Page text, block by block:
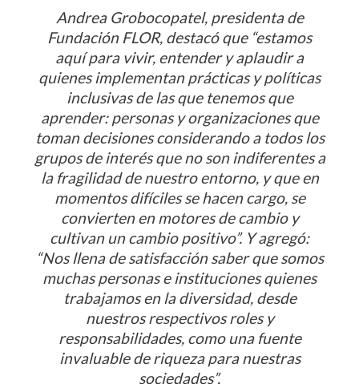
Andrea Grobocopatel, presidenta de
Fundación FLOR, destacó que “estamos
aquí para vivir, entender y aplaudir a
quienes implementan prácticas y políticas
inclusivas de las que tenemos que
aprender: personas y organizaciones que
toman decisiones considerando a todos los
grupos de interés que no son indiferentes a
la fragilidad de nuestro entorno, y que en
momentos difíciles se hacen cargo, se
convierten en motores de cambio y
cultivan un cambio positivo”. Y agregó:
“Nos llena de satisfacción saber que somos
muchas personas e instituciones quienes
trabajamos en la diversidad, desde
nuestros respectivos roles y
responsabilidades, como una fuente
invaluable de riqueza para nuestras
sociedades”.